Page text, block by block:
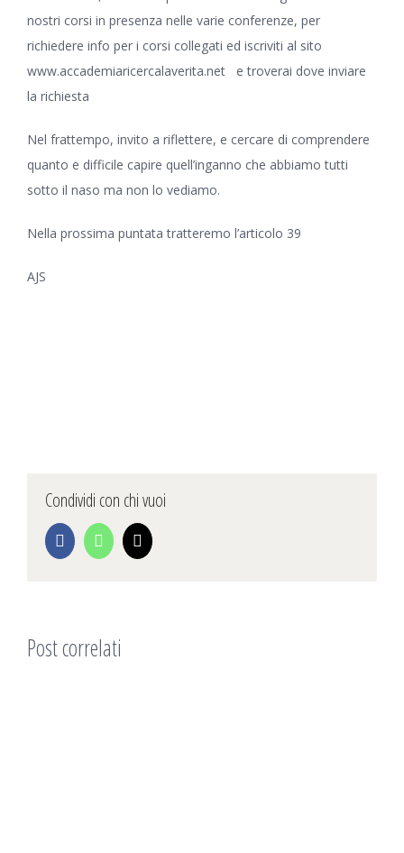
nostri corsi in presenza nelle varie conferenze, per
richiedere info per i corsi collegati ed iscriviti al sito
www.accademiaricercalaverita.net e troverai dove inviare
la richiesta
Nel frattempo, invito a riflettere, e cercare di comprendere
quanto e difficile capire quell’inganno che abbiamo tutti
sotto il naso ma non lo vediamo.
Nella prossima puntata tratteremo l’articolo 39
AJS
Condividi con chi vuoi
FacebookWhatsApp
Email
Post correlati